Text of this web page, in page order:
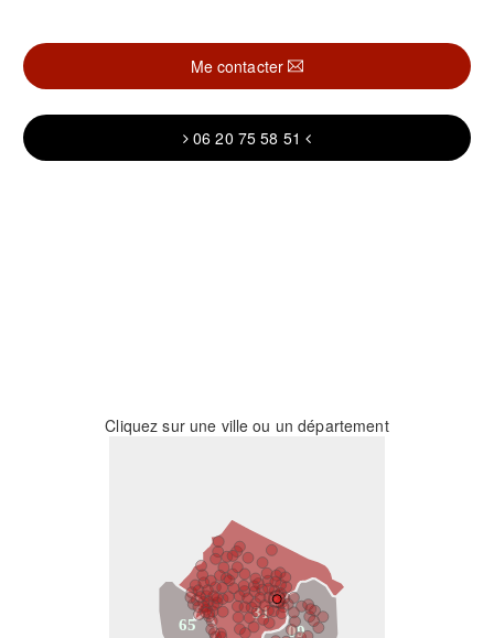
Me contacter
06 20 75 58 51
Cliquez sur une ville ou un département
31
09
65